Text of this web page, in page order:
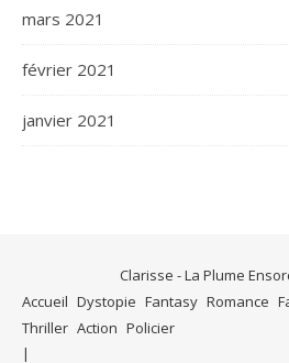
mars 2021
février 2021
janvier 2021
Clarisse - La Plume
Accueil Dystopie Fantasy Romance
Thriller Action Policier